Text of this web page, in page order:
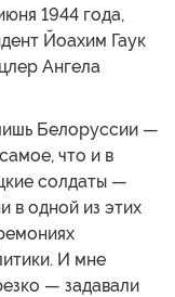
1944 года,
Йоахим Гаук
Ангела
Белоруссии —
что и в
солдаты —
в одной из этих
И мне
— задавали